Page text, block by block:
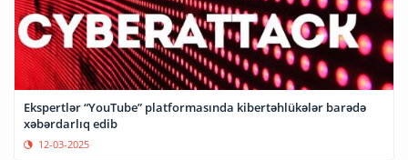
Ekspertlər “YouTube” platformasında kibertəhlükələr barədə
xəbərdarlıq edib
12-03-2025